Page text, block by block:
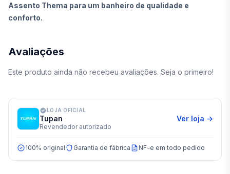
Assento Thema para um banheiro de qualidade e
conforto.
Avaliações
Este produto ainda não recebeu avaliações. Seja o primeiro!
LOJA OFICIAL
Tupan
Revendedor autorizado
Ver loja →
100% original Garantia de fábrica NF-e em todo pedido